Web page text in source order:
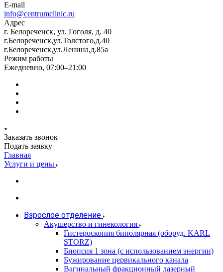
E-mail
info@centrumclinic.ru
Адрес
г. Белореченск, ул. Гоголя, д. 40
г.Белореченск,ул.Толстого,д.40
г.Белореченск,ул.Ленина,д.85а
Режим работы
Ежедневно, 07:00–21:00
Заказать звонок
Подать заявку
Главная
Услуги и цены
Взрослое отделение
Акушерство и гинекология
Гистероскопия биполярная (оборуд. KARL
STORZ)
Биопсия 1 зона (с использованием энергии)
Бужирование цервикального канала
Вагинальный фракционный лазерный